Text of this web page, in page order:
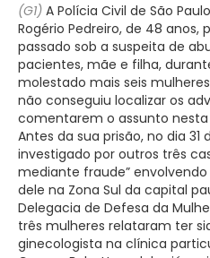
(G1) A Polícia Civil de São
Rogério Pedreiro, de 48 anos,
passado sob a suspeita de
pacientes, mãe e filha,
molestado mais seis
não conseguiu localizar os
comentarem o assunto
Antes da sua prisão, no dia
investigado por outros três
mediante fraude”
dele na Zona Sul da capital
Delegacia de Defesa da
três mulheres relataram ter
ginecologista na clínica